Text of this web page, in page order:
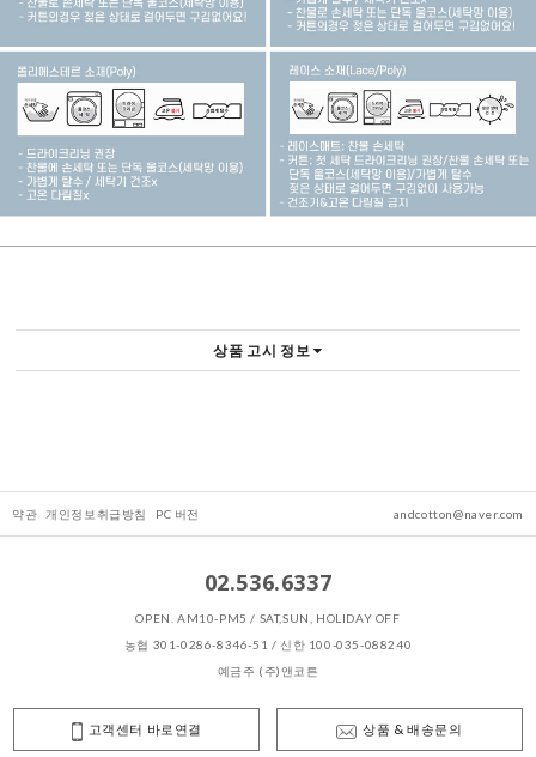
상품 고시 정보
약관 개인정보취급방침 PC 버전 andcotton@naver.com
02.536.6337
OPEN. AM10-PM5 / SAT,SUN, HOLIDAY OFF
농협 301-0286-8346-51 / 신한 100-035-088240
예금주 (주)앤코튼
고객센터 바로연결 상품 & 배송문의